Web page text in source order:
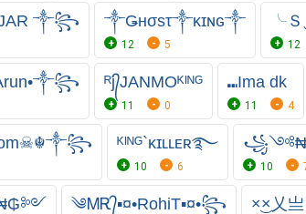
༒꧂ ༒Ǥнσsτ༒ᴋɪɴɢ༒
12 5
╰
12
ᴿj᭄JANMOᴷᴵᴺᴳ
11 0
⑉Ima dk
11 4
ᴷᴵᴺᴳ`ᴋɪʟʟᴇʀ࿐
10 6 10
༄ᎷᎡ᭄▪︎¤•RohiT▪︎¤•꧂ ×͜×乂